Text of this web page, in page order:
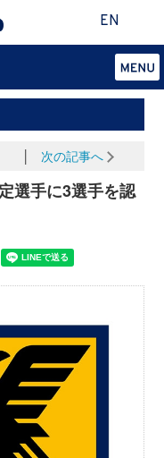
EN
次の記事へ
選手に3選手を認